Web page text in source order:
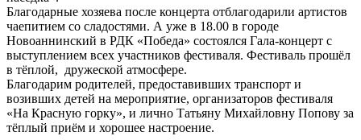
Благодарные хозяева после концерта отблагодарили артистов
чаепитием со сладостями. А уже в 18.00 в городе
Новоаннинский в РДК «Победа» состоялся Гала-концерт с
выступлением всех участников фестиваля. Фестиваль прошёл
в тёплой, дружеской атмосфере.
Благодарим родителей, предоставивших транспорт и
возивших детей на мероприятие, организаторов фестиваля
«На Красную горку», и лично Татьяну Михайловну Попову за
тёплый приём и хорошее настроение.